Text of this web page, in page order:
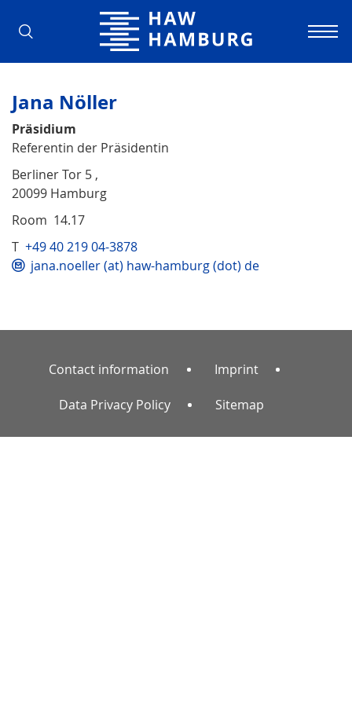
Hamburg University of Applied
Jana Nöller
Präsidium
Referentin der Präsidentin
Berliner Tor 5 ,
20099 Hamburg
Room 14.17
T +49 40 219 04-3878
jana.noeller (at) haw-hamburg (dot) de
Contact information Imprint
Data Privacy Policy Sitemap